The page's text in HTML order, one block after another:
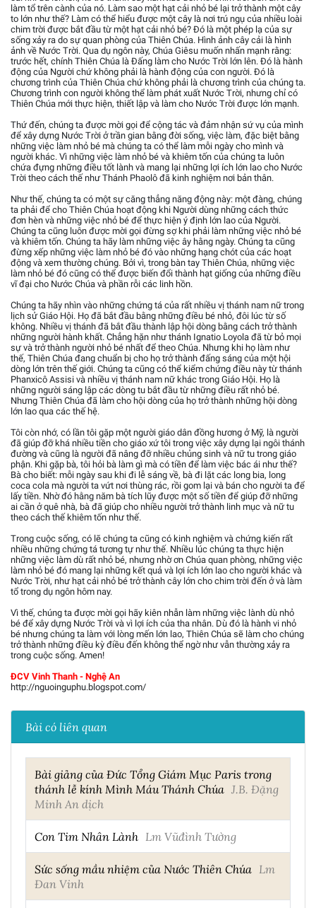
làm tổ trên cành của nó. Làm sao một hạt cải nhỏ bé lại trở thành một cây
to lớn như thế? Làm có thể hiểu được một cây là nơi trú ngụ của nhiều loài
chim trời được bắt đầu từ một hạt cải nhỏ bé? Đó là một phép lạ của sự
sống xảy ra do sự quan phòng của Thiên Chúa. Hình ảnh cây cải là hình
ảnh về Nước Trời. Qua dụ ngôn này, Chúa Giêsu muốn nhấn mạnh rằng:
trước hết, chính Thiên Chúa là Đấng làm cho Nước Trời lớn lên. Đó là hành
động của Người chứ không phải là hành động của con người. Đó là
chương trình của Thiên Chúa chứ không phải là chương trình của chúng ta.
Chương trình con người không thể làm phát xuất Nước Trời, nhưng chỉ có
Thiên Chúa mới thực hiện, thiết lập và làm cho Nước Trời được lớn mạnh.
Thứ đến, chúng ta được mời gọi để cộng tác và đảm nhận sứ vụ của mình
để xây dựng Nước Trời ở trần gian bằng đời sống, việc làm, đặc biệt bằng
những việc làm nhỏ bé mà chúng ta có thể làm mỗi ngày cho mình và
người khác. Vì những việc làm nhỏ bé và khiêm tốn của chúng ta luôn
chứa đựng những điều tốt lành và mang lại những lợi ích lớn lao cho Nước
Trời theo cách thế như Thánh Phaolô đã kinh nghiệm nơi bản thân.
Như thế, chúng ta có một sự căng thẳng năng động này: một đàng, chúng
ta phải để cho Thiên Chúa hoạt động khi Người dùng những cách thức
đơn hèn và những việc nhỏ bé để thực hiện ý định lớn lao của Người.
Chúng ta cũng luôn được mời gọi đừng sợ khi phải làm những việc nhỏ bé
và khiêm tốn. Chúng ta hãy làm những việc ây hằng ngày. Chúng ta cũng
đừng xếp những việc làm nhỏ bé đó vào những hạng chót của các hoạt
động và xem thường chúng. Bởi vì, trong bàn tay Thiên Chúa, những việc
làm nhỏ bé đó cũng có thể được biến đổi thành hạt giống của những điều
vĩ đại cho Nước Chúa và phần rỗi các linh hồn.
Chúng ta hãy nhìn vào những chứng tá của rất nhiều vị thánh nam nữ trong
lịch sử Giáo Hội. Họ đã bắt đầu bằng những điều bé nhỏ, đôi lúc từ số
không. Nhiều vị thánh đã bắt đầu thành lập hội dòng bằng cách trở thành
những người hành khất. Chẳng hặn như thánh Ignatio Loyola đã từ bỏ mọi
sự và trở thành người nhỏ bé nhất để theo Chúa. Nhưng khi họ làm như
thế, Thiên Chúa đang chuẩn bị cho họ trở thành đấng sáng của một hội
dòng lớn trên thế giới. Chúng ta cũng có thể kiểm chứng điều này từ thánh
Phanxicô Assisi và nhiều vị thánh nam nữ khác trong Giáo Hội. Họ là
những người sáng lập các dòng tu bắt đầu từ những điều rất nhỏ bé.
Nhưng Thiên Chúa đã làm cho hội dòng của họ trở thành những hội dòng
lớn lao qua các thế hệ.
Tôi còn nhớ, có lần tôi gặp một người giáo dân đồng hương ở Mỹ, là người
đã giúp đỡ khá nhiều tiền cho giáo xứ tôi trong việc xây dựng lại ngôi thánh
đường và cũng là người đã nâng đỡ nhiều chủng sinh và nữ tu trong giáo
phận. Khi gặp bà, tôi hỏi bà làm gì mà có tiền để làm việc bác ái như thế?
Bà cho biết: mỗi ngày sau khi đi lễ sáng về, bà đi lặt các long bia, long
coca cola mà người ta vứt nơi thùng rác, rồi gom lại và bán cho người ta để
lấy tiền. Nhờ đó hằng năm bà tích lũy được một số tiền để giúp đỡ những
ai cần ở quê nhà, bà đã giúp cho nhiều người trở thành linh mục và nữ tu
theo cách thế khiêm tốn như thế.
Trong cuộc sống, có lẽ chúng ta cũng có kinh nghiệm và chứng kiến rất
nhiều những chứng tá tương tự như thế. Nhiều lúc chúng ta thực hiện
những việc làm dù rất nhỏ bé, nhưng nhờ ơn Chúa quan phòng, những việc
làm nhỏ bé đó mang lại những kết quả và lợi ích lớn lao cho người khác và
Nước Trời, như hạt cải nhỏ bé trở thành cây lớn cho chim trời đến ở và làm
tổ trong dụ ngôn hôm nay.
Vì thế, chúng ta được mời gọi hãy kiên nhẫn làm những việc lành dù nhỏ
bé để xây dựng Nước Trời và vì lợi ích của tha nhân. Dù đó là hành vi nhỏ
bé nhưng chúng ta làm với lòng mến lớn lao, Thiên Chúa sẽ làm cho chúng
trở thành những điều kỳ điều đến không thể ngờ như vẫn thường xảy ra
trong cuộc sống. Amen!
ĐCV Vinh Thanh - Nghệ An
http://nguoinguphu.blogspot.com/
Bài có liên quan
Bài giảng của Đức Tổng Giám Mục Paris trong
thánh lễ kính Mình Máu Thánh Chúa J.B. Đặng
Minh An dịch
Con Tim Nhân Lành Lm Vũđình Tường
Sức sống mầu nhiệm của Nước Thiên Chúa Lm
Đan Vinh